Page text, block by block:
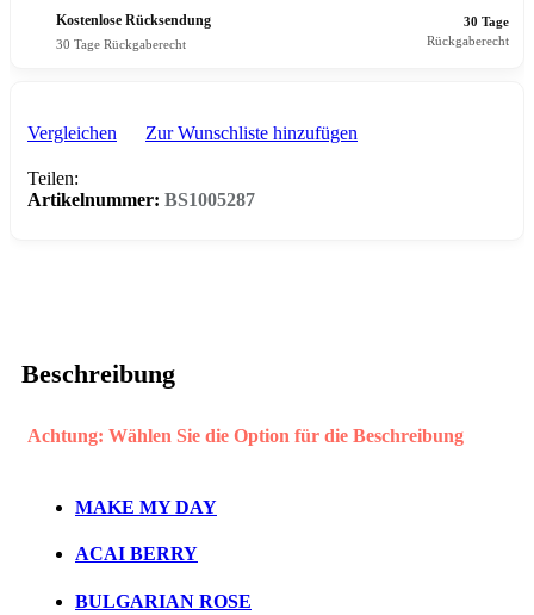
Kostenlose Rücksendung
30 Tage Rückgaberecht
30 Tage
Rückgaberecht
Vergleichen Zur Wunschliste hinzufügen
Teilen:
Artikelnummer: BS1005287
Beschreibung
Achtung: Wählen Sie die Option für die Beschreibung
MAKE MY DAY
ACAI BERRY
BULGARIAN ROSE